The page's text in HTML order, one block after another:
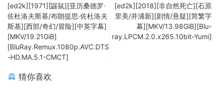
[ed2k][1971][鼹鼠][亚历桑德罗·
佐杜洛夫斯基/布朗提思·佐杜洛夫
斯基][西部/奇幻/冒险][中英字幕]
[MKV/19.21GiB]
[BluRay.Remux.1080p.AVC.DTS
-HD.MA.5.1-CMCT]
[ed2k][2018][非自然死亡][石原
里美/井浦新][剧情/悬疑][简繁字
幕][MKV/13.98GiB][Blu-
ray.LPCM.2.0.x265.10bit-Yumi]
猜你喜欢